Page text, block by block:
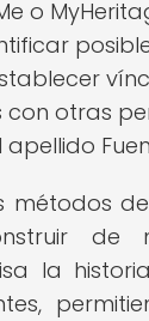
o
otras
métodos
de
la